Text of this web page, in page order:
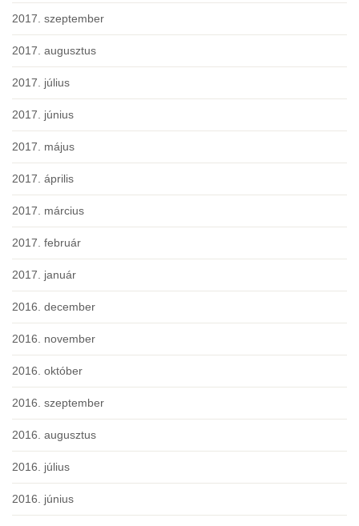
2017. szeptember
2017. augusztus
2017. július
2017. június
2017. május
2017. április
2017. március
2017. február
2017. január
2016. december
2016. november
2016. október
2016. szeptember
2016. augusztus
2016. július
2016. június